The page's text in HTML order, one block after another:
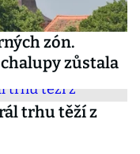
zón.
zůstala
trhu těží z